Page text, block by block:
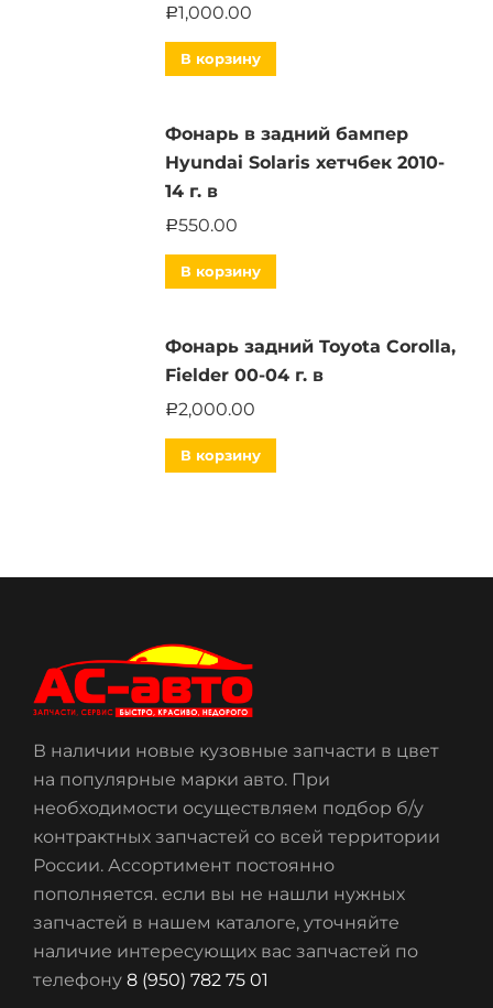
Р1,000.00
В корзину
Фонарь в задний бампер
Hyundai Solaris хетчбек 2010-
14 г. в
Р550.00
В корзину
Фонарь задний Toyota Corolla,
Fielder 00-04 г. в
Р2,000.00
В корзину
В наличии новые кузовные запчасти в цвет
на популярные марки авто. При
необходимости осуществляем подбор б/у
контрактных запчастей со всей территории
России. Ассортимент постоянно
пополняется. если вы не нашли нужных
запчастей в нашем каталоге, уточняйте
наличие интересующих вас запчастей по
телефону 8 (950) 782 75 01